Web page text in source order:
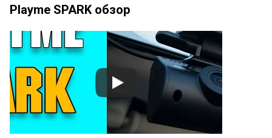
Playme SPARK обзор